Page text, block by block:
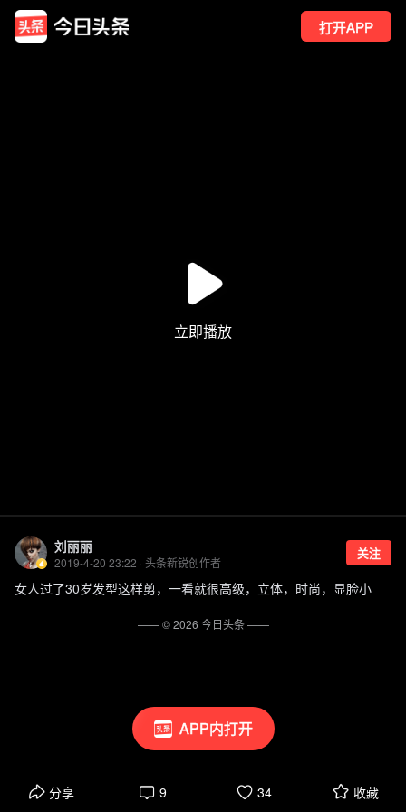
打开APP
APP内打开
刘丽丽
2019-4-20 23:22 · 头条新锐创作者
关注
女人过了30岁发型这样剪，一看就很高级，立体，时尚，显脸小
分享 9 34 收藏
—— ©2026 今日头条——